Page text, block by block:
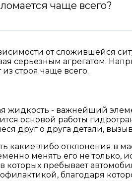
чаще всего?
от сложившейся
серьезным агрегатом.
строя чаще всего.
жидкость - важнейший
основой работы
друг о друга детали,
какие-либо отклонения в
менять его не
которых пребывает
благодаря